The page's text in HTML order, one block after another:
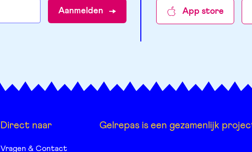
Aanmelden App store
Direct naar
Vragen & Contact
Gelrepas is een gezamenlijk